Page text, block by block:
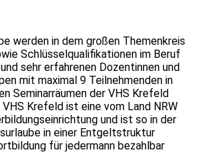
werden in dem großen Themenkreis
Schlüsselqualifikationen im Beruf
sehr erfahrenen Dozentinnen und
mit maximal 9 Teilnehmenden in
Seminarräumen der VHS Krefeld
Krefeld ist eine vom Land NRW
und ist so in der
in einer Entgeltstruktur
für jedermann bezahlbar